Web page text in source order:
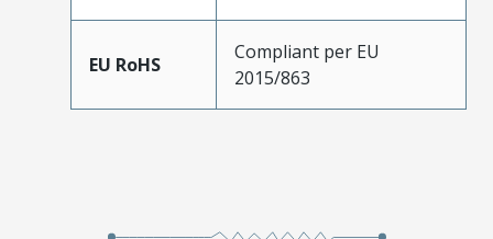
EU RoHS
Compliant per EU
2015/863